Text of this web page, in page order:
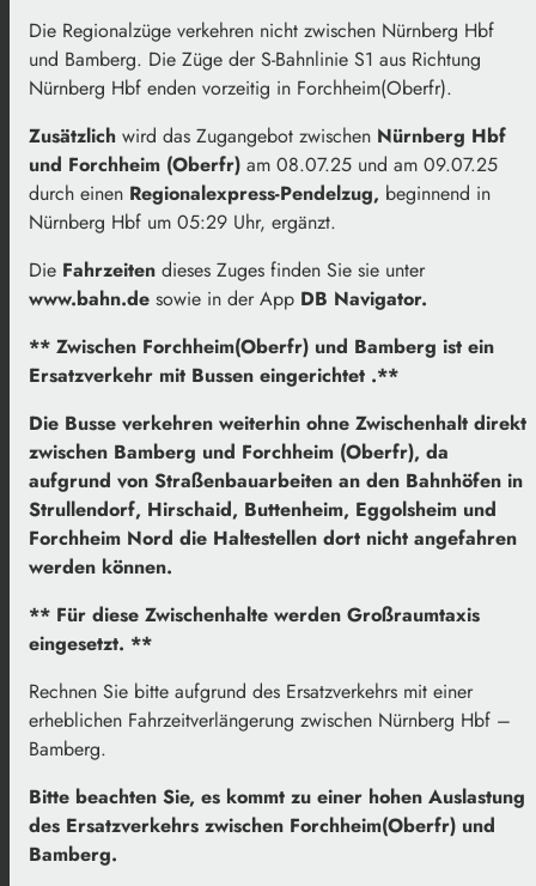
Die Regionalzüge verkehren nicht zwischen Nürnberg Hbf
und Bamberg. Die Züge der S-Bahnlinie S1 aus Richtung
Nürnberg Hbf enden vorzeitig in Forchheim(Oberfr).
Zusätzlich wird das Zugangebot zwischen Nürnberg Hbf
und Forchheim (Oberfr) am 08.07.25 und am 09.07.25
durch einen Regionalexpress-Pendelzug, beginnend in
Nürnberg Hbf um 05:29 Uhr, ergänzt.
Die Fahrzeiten dieses Zuges finden Sie sie unter
www.bahn.de sowie in der App DB Navigator.
** Zwischen Forchheim(Oberfr) und Bamberg ist ein
Ersatzverkehr mit Bussen eingerichtet .**
Die Busse verkehren weiterhin ohne Zwischenhalt direkt
zwischen Bamberg und Forchheim (Oberfr), da
aufgrund von Straßenbauarbeiten an den Bahnhöfen in
Strullendorf, Hirschaid, Buttenheim, Eggolsheim und
Forchheim Nord die Haltestellen dort nicht angefahren
werden können.
** Für diese Zwischenhalte werden Großraumtaxis
eingesetzt. **
Rechnen Sie bitte aufgrund des Ersatzverkehrs mit einer
erheblichen Fahrzeitverlängerung zwischen Nürnberg Hbf –
Bamberg.
Bitte beachten Sie, es kommt zu einer hohen Auslastung
des Ersatzverkehrs zwischen Forchheim(Oberfr) und
Bamberg.